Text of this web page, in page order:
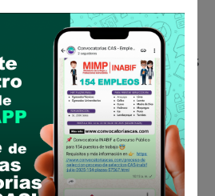
a detalle las bases del
verifica si cumples con los
el puesto
y presentalo en
los medios que indica las
para conocer cuando
resultados